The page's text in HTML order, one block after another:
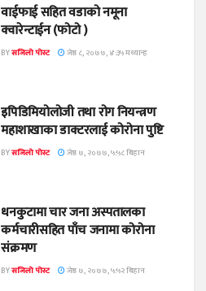
वाईफाई सहित वडाको नमूना
क्वारेन्टाईन (फोटो )
BYसजिलो पोस्ट जेष्ठ ८, २०७७, ४:३५ मध्यान्ह
इपिडिमियोलोजी तथा रोग नियन्त्रण
महाशाखाका डाक्टरलाई कोरोना पुष्टि
BYसजिलो पोस्ट जेष्ठ ७, २०७७, ५:५८ बिहान
धनकुटामा चार जना अस्पतालका
कर्मचारीसहित पाँच जनामा कोरोना
संक्रमण
BYसजिलो पोस्ट जेष्ठ ७, २०७७, ५:५२ बिहान